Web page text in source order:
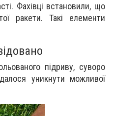
Фахівці встановили, що
ракети. Такі елементи
підриву, суворо
уникнути можливої